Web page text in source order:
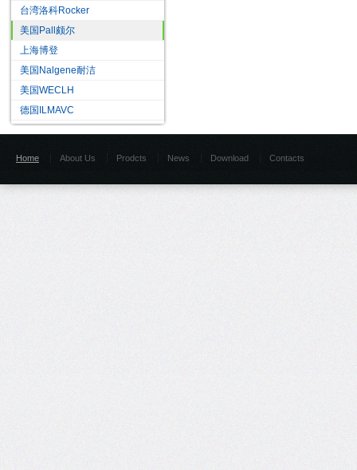
台湾洛科Rocker
美国Pall颇尔
上海博登
美国Nalgene耐洁
美国WECLH
德国ILMAVC
Home About Us Prodcts News Download Contacts